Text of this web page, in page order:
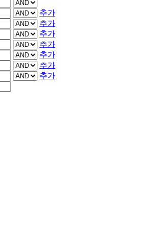
추가
추가
추가
추가
추가
추가
추가